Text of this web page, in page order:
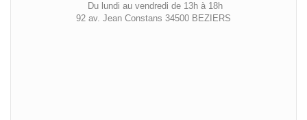
Du lundi au vendredi de 13h à 18h
92 av. Jean Constans 34500 BEZIERS